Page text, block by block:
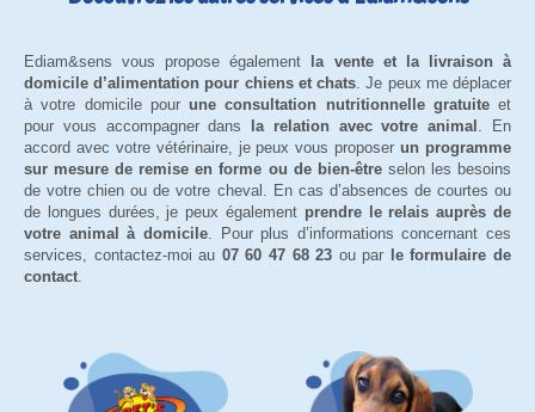
Ediam&sens vous propose également
la vente et la livraison à
domicile d’alimentation pour chiens et chats . Je peux me déplacer
à votre domicile pour une consultation nutritionnelle gratuiteet
pour vous accompagner dans
la relation avec votre animal
. En
accord avec votre vétérinaire, je peux vous proposerun programme
sur mesure de remise en forme ou de bien-êtreselon les besoins
de votre chien ou de votre cheval. En cas d’absences de courtes ou
de longues durées, je peux également prendre le relais auprès de
votre animal à domicile. Pour plus d’informations concernant ces
services, contactez-moi au 07 60 47 68 23 ou par
le formulaire de
contact